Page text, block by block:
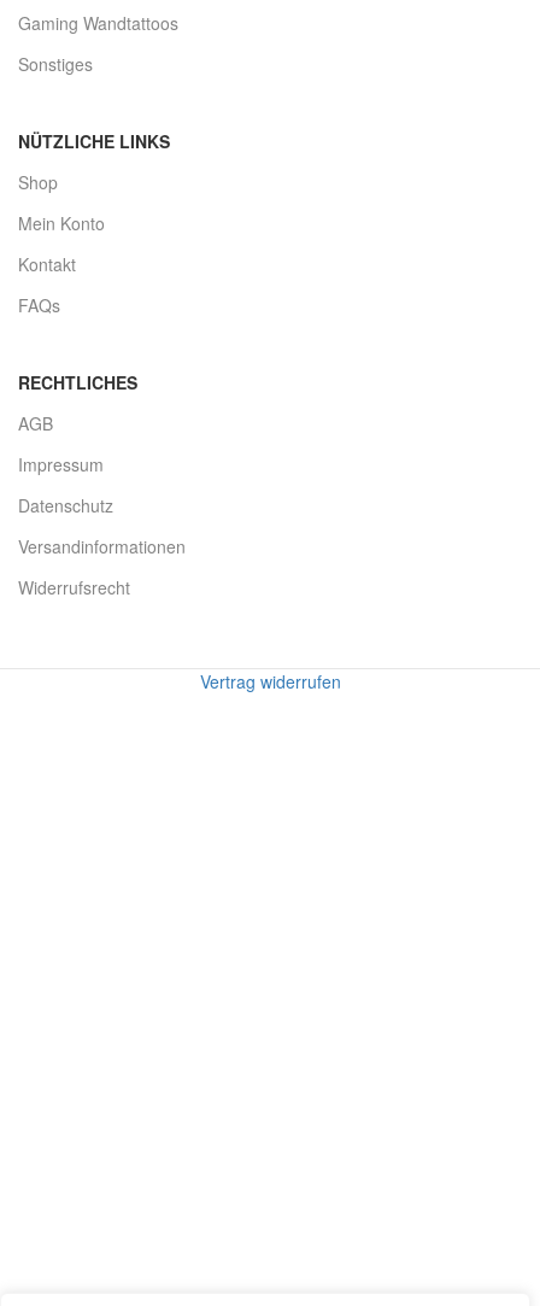
Gaming Wandtattoos
Sonstiges
NÜTZLICHE LINKS
Shop
Mein Konto
Kontakt
FAQs
RECHTLICHES
AGB
Impressum
Datenschutz
Versandinformationen
Widerrufsrecht
Vertrag widerrufen